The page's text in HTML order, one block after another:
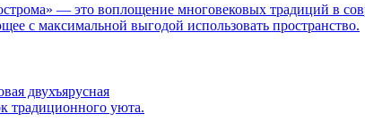
— это воплощение многовековых традиций в
с максимальной выгодой использовать пространство.
двухъярусная
традиционного уюта.